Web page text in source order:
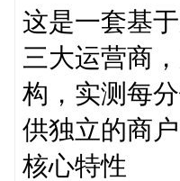
这是一套基
三大运营商
构，实测每
供独立的商
核心特性